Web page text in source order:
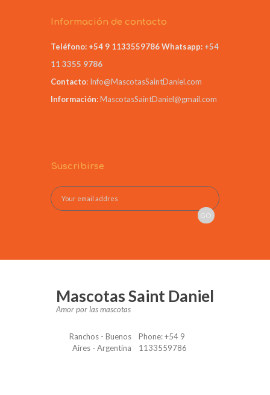
Información de contacto
Teléfono: +54 9 1133559786Whatsapp: +54
11 3355 9786
Contacto: Info@MascotasSaintDaniel.com
Información:MascotasSaintDaniel@gmail.com
Suscribirse
Mascotas Saint Daniel
Amor por las mascotas
Phone: +54 9
1133559786
Ranchos - Buenos
Aires - Argentina